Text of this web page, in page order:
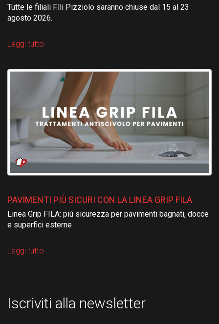
Tutte le filiali F.lli Pizziolo saranno chiuse dal 15 al 23
agosto 2026.
Leggi tutto
PAVIMENTI PIÙ SICURI CON LA LINEA GRIP FILA
Linea Grip FILA: più sicurezza per pavimenti bagnati, docce
e superfici esterne
Leggi tutto
Iscriviti alla newsletter